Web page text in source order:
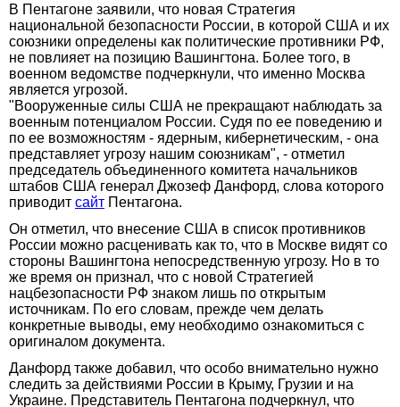
В Пентагоне заявили, что новая Cтратегия
национальной безопасности России, в которой США и их
союзники определены как политические противники РФ,
не повлияет на позицию Вашингтона. Более того, в
военном ведомстве подчеркнули, что именно Москва
является угрозой.
"Вооруженные силы США не прекращают наблюдать за
военным потенциалом России. Судя по ее поведению и
по ее возможностям - ядерным, кибернетическим, - она
представляет угрозу нашим союзникам", - отметил
председатель объединенного комитета начальников
штабов США генерал Джозеф Данфорд, слова которого
приводит сайт Пентагона.
Он отметил, что внесение США в список противников
России можно расценивать как то, что в Москве видят со
стороны Вашингтона непосредственную угрозу. Но в то
же время он признал, что с новой Cтратегией
нацбезопасности РФ знаком лишь по открытым
источникам. По его словам, прежде чем делать
конкретные выводы, ему необходимо ознакомиться с
оригиналом документа.
Данфорд также добавил, что особо внимательно нужно
следить за действиями России в Крыму, Грузии и на
Украине. Представитель Пентагона подчеркнул, что